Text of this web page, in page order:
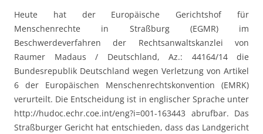
Heute hat der Europäische Gerichtshof für
Menschenrechte in Straßburg (EGMR) im
Beschwerdeverfahren der Rechtsanwaltskanzlei von
Raumer Madaus / Deutschland, Az.: 44164/14 die
Bundesrepublik Deutschland wegen Verletzung von Artikel
6 der Europäischen Menschenrechtskonvention (EMRK)
verurteilt. Die Entscheidung ist in englischer Sprache unter
http://hudoc.echr.coe.int/eng?i=001-163443 abrufbar. Das
Straßburger Gericht hat entschieden, dass das Landgericht